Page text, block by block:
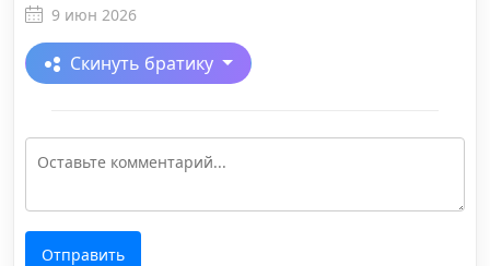
9 июн 2026
Скинуть братику
Отправить